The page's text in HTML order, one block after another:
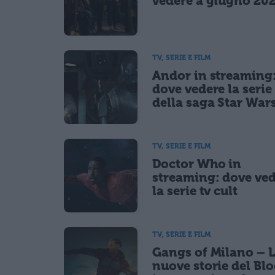
TV, SERIE E FILM
Andor in streaming:
dove vedere la
della saga Star
TV, SERIE E FILM
Doctor Who in
streaming: dove
la serie tv cult
TV, SERIE E FILM
Gangs of Milano –
nuove storie del